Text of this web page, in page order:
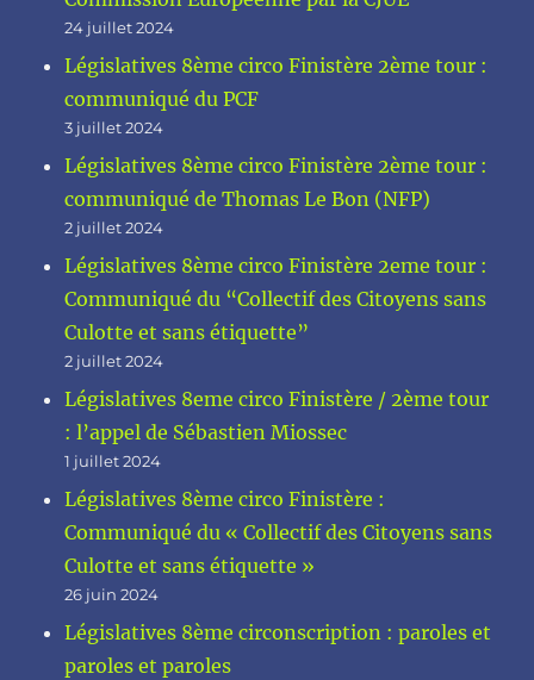
24 juillet 2024
Législatives 8ème circo Finistère 2ème tour :
communiqué du PCF
3 juillet 2024
Législatives 8ème circo Finistère 2ème tour :
communiqué de Thomas Le Bon (NFP)
2 juillet 2024
Législatives 8ème circo Finistère 2eme tour :
Communiqué du “Collectif des Citoyens sans
Culotte et sans étiquette”
2 juillet 2024
Législatives 8eme circo Finistère / 2ème tour
: l’appel de Sébastien Miossec
1 juillet 2024
Législatives 8ème circo Finistère :
Communiqué du « Collectif des Citoyens sans
Culotte et sans étiquette »
26 juin 2024
Législatives 8ème circonscription : paroles et
paroles et paroles